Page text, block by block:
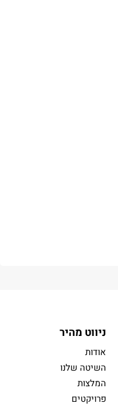
ניווט מהיר
אודות
השיטה שלנו
המלצות
פרויקטים